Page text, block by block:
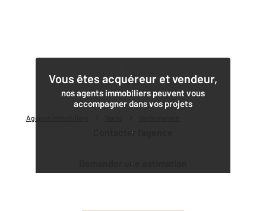
Agence immobilière
Vous êtes acquéreur et vendeur,
nos agents immobiliers peuvent vous
accompagner dans vos projets
Contacter l'agence
Demander une estimation
1